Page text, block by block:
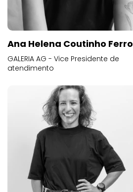
Ana Helena Coutinho Ferro
GALERIA AG - Vice Presidente de
atendimento